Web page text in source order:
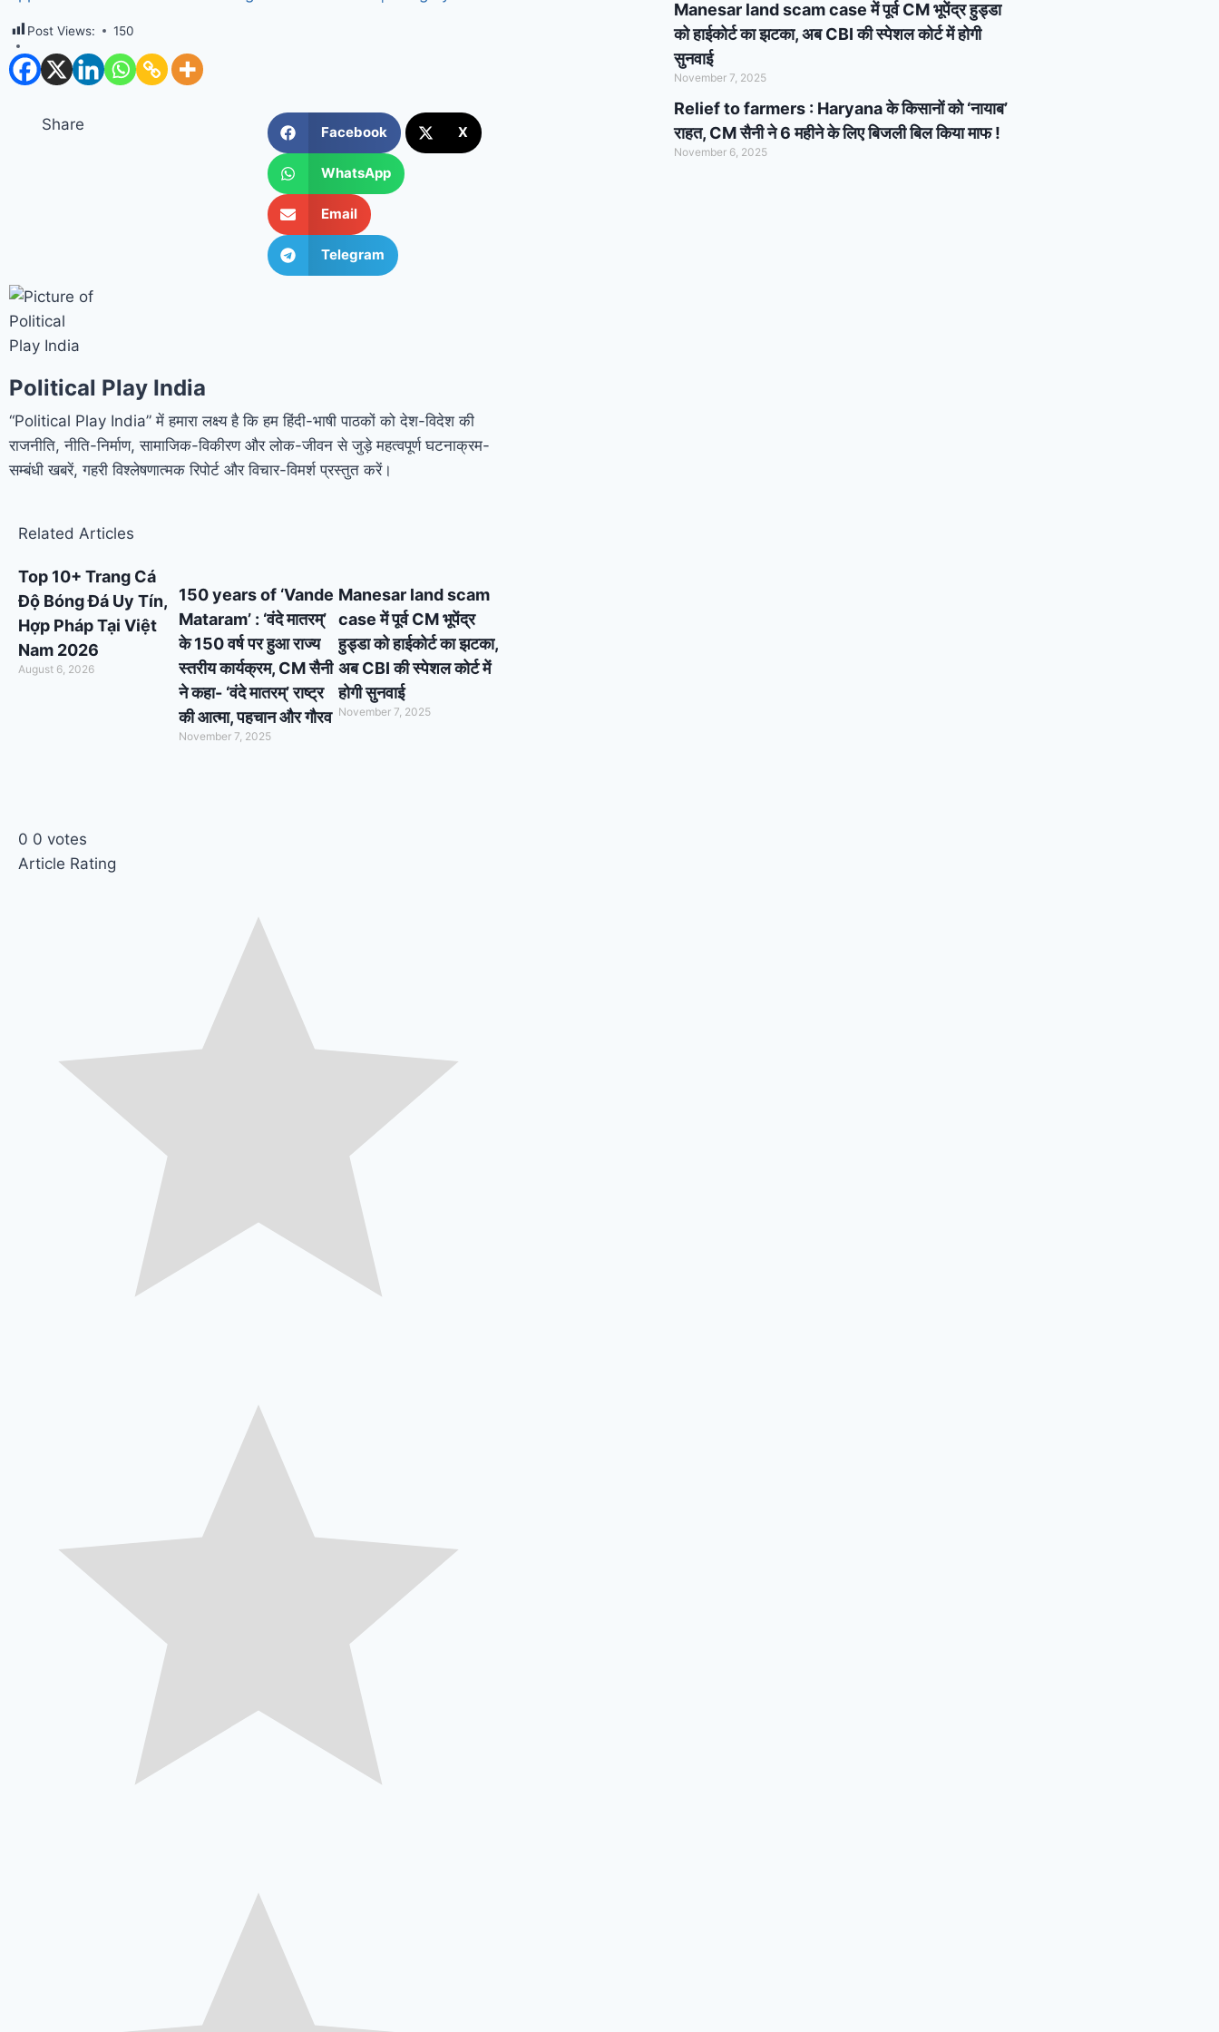
Post Views: 150
Share Facebook X
WhatsApp
Email
Telegram
Political Play India
“Political Play India” में हमारा लक्ष्य है कि हम हिंदी-भाषी पाठकों को देश-विदेश की
राजनीति, नीति-निर्माण, सामाजिक-विकीरण और लोक-जीवन से जुड़े महत्वपूर्ण घटनाक्रम-
सम्बंधी खबरें, गहरी विश्लेषणात्मक रिपोर्ट और विचार-विमर्श प्रस्तुत करें।
Related Articles
Top 10+ Trang Cá
Độ Bóng Đá Uy Tín,
Hợp Pháp Tại Việt
Nam 2026
August 6, 2026
150 years of ‘Vande
Mataram’ : ‘वंदे मातरम्’
के 150 वर्ष पर हुआ राज्य
स्तरीय कार्यक्रम, CM सैनी
ने कहा- ‘वंदे मातरम्’ राष्ट्र
की आत्मा, पहचान और गौरव
November 7, 2025
Manesar land scam
case में पूर्व CM भूपेंद्र
हुड्डा को हाईकोर्ट का झटका,
अब CBI की स्पेशल कोर्ट में
होगी सुनवाई
November 7, 2025
0 0 votes
Article Rating
Manesar land scam case में पूर्व CM भूपेंद्र हुड्डा
को हाईकोर्ट का झटका, अब CBI की स्पेशल कोर्ट में होगी
सुनवाई
November 7, 2025
Relief to farmers : Haryana के किसानों को ‘नायाब’
राहत, CM सैनी ने 6 महीने के लिए बिजली बिल किया माफ !
November 6, 2025